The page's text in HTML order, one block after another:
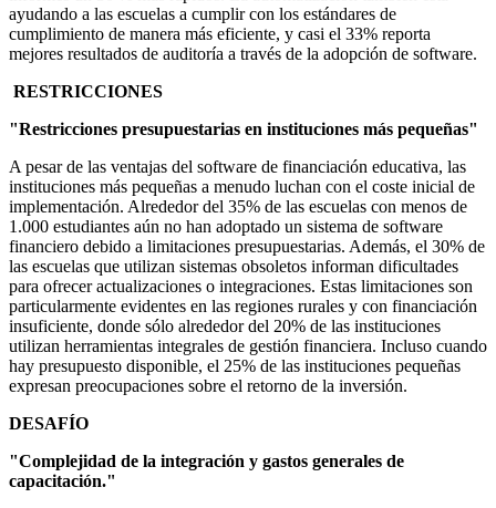
ayudando a las escuelas a cumplir con los estándares de
cumplimiento de manera más eficiente, y casi el 33% reporta
mejores resultados de auditoría a través de la adopción de software.
RESTRICCIONES
"Restricciones presupuestarias en instituciones más pequeñas"
A pesar de las ventajas del software de financiación educativa, las
instituciones más pequeñas a menudo luchan con el coste inicial de
implementación. Alrededor del 35% de las escuelas con menos de
1.000 estudiantes aún no han adoptado un sistema de software
financiero debido a limitaciones presupuestarias. Además, el 30% de
las escuelas que utilizan sistemas obsoletos informan dificultades
para ofrecer actualizaciones o integraciones. Estas limitaciones son
particularmente evidentes en las regiones rurales y con financiación
insuficiente, donde sólo alrededor del 20% de las instituciones
utilizan herramientas integrales de gestión financiera. Incluso cuando
hay presupuesto disponible, el 25% de las instituciones pequeñas
expresan preocupaciones sobre el retorno de la inversión.
DESAFÍO
"Complejidad de la integración y gastos generales de
capacitación."